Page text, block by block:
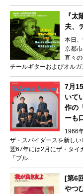
『
夫、
本日
京都
直々
チールギターおよびオルガ
7月
いて
作の
ーも
1966
ザ・スパイダースを新しい
翌67年には2月にザ・タイ
「ブル...
[第6
やつ